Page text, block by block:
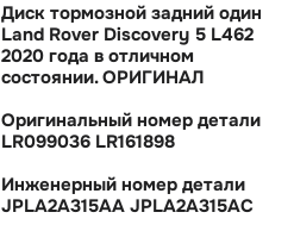
Диск тормозной задний один
Land Rover Discovery 5 L462
2020 года в отличном
состоянии. ОРИГИНАЛ
Оригинальный номер детали
LR099036 LR161898
Инженерный номер детали
JPLA2A315AA JPLA2A315AC